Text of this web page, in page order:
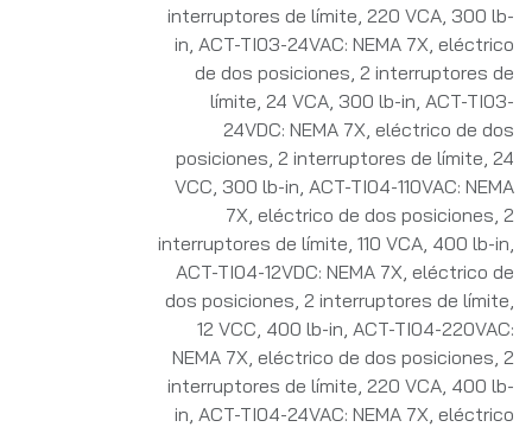
interruptores de límite, 220 VCA, 300 lb-
in ACT-TI03-24VAC: NEMA 7X, eléctrico
de dos posiciones, 2 interruptores de
límite, 24 VCA, 300 lb-in ACT-TI03-
24VDC: NEMA 7X, eléctrico de dos
posiciones, 2 interruptores de límite, 24
VCC, 300 lb-in ACT-TI04-110VAC: NEMA
7X, eléctrico de dos posiciones, 2
interruptores de límite, 110 VCA, 400 lb-in
ACT-TI04-12VDC: NEMA 7X, eléctrico de
dos posiciones, 2 interruptores de límite,
12 VCC, 400 lb-in ACT-TI04-220VAC:
NEMA 7X, eléctrico de dos posiciones, 2
interruptores de límite, 220 VCA, 400 lb-
in ACT-TI04-24VAC: NEMA 7X, eléctrico